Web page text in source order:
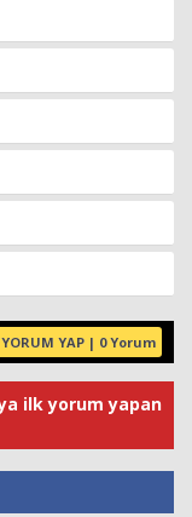
YORUM YAP | 0 Yorum
ilk yorum yapan